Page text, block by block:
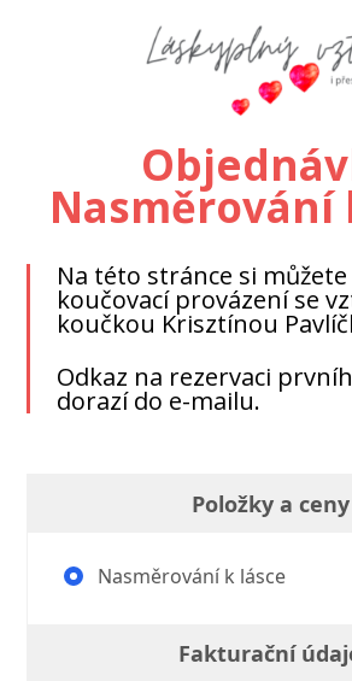
Nasměrování
Na této stránce si
koučovací provázení se
koučkou Krisztínou
Odkaz na rezervaci
dorazí do e-mailu.
Položky a ceny
Nasměrování k lásce
Fakturační